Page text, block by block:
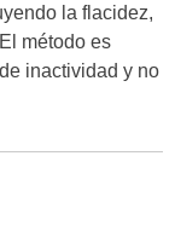
la flacidez,
método es
inactividad y no